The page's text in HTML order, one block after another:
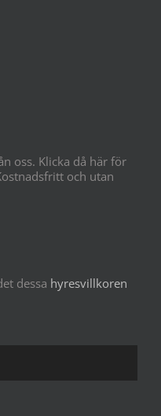
oss. Klicka då här för
och utan
dessa hyresvillkoren